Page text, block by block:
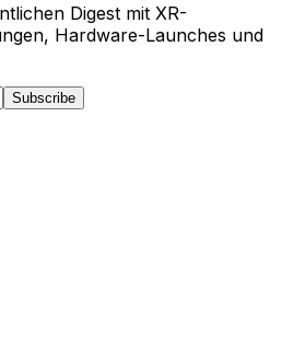
Digest mit XR-
Hardware-Launches und
Subscribe